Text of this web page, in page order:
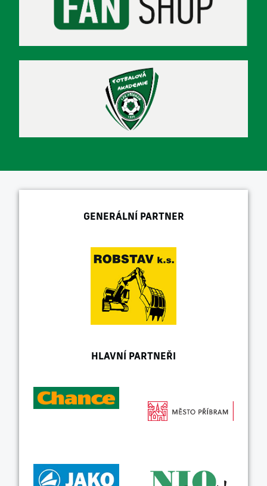
GENERÁLNÍ PARTNER
HLAVNÍ PARTNEŘI